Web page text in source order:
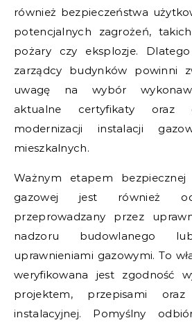
również bezpieczeństwa
potencjalnych zagrożeń,
pożary czy eksplozje.
zarządcy budynków powinni
uwagę na wybór
aktualne certyfikaty oraz
modernizacji instalacji
mieszkalnych.
Ważnym etapem bezpiecznej
gazowej jest również
przeprowadzany przez
nadzoru budowlanego
uprawnieniami gazowymi. To
weryfikowana jest zgodność
projektem, przepisami
instalacyjnej. Pomyślny